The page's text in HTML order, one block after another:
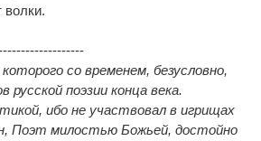
волки.
со временем, безусловно,
поэзии конца века.
ибо не участвовал в игрищах
Поэт милостью Божьей, достойно